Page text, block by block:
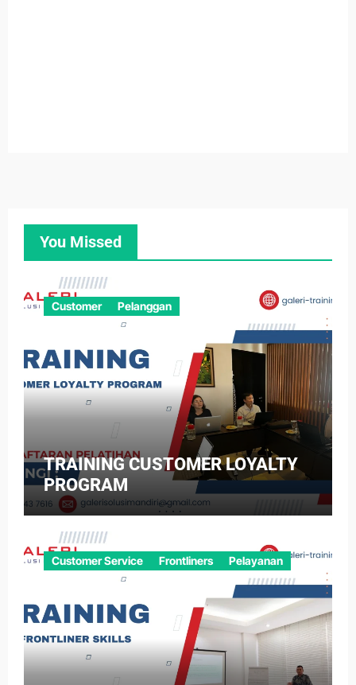
You Missed
Customer Pelanggan
TRAINING CUSTOMER LOYALTY
PROGRAM
Customer Service Frontliners Pelayanan